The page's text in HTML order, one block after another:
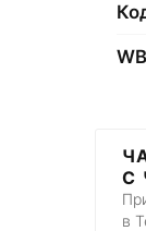
С
в